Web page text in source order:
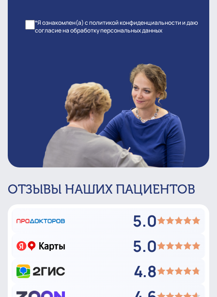
*Я ознакомлен(а) с политикой конфиденциальности и даю
согласие на обработку персональных данных
ОТЗЫВЫ НАШИХ ПАЦИЕНТОВ
5.0
5.0
4.8